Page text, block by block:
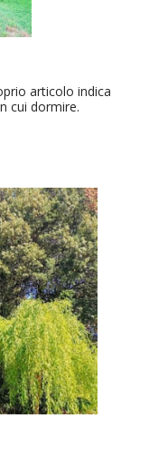
articolo indica
cui dormire.